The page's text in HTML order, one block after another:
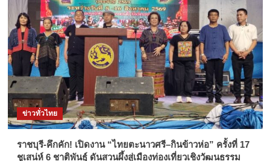
ข่าวทั่วไทย
ราชบุรี-คึกคัก! เปิดงาน “ไทยตะนาวศรี–กินข้าวห่อ” ครั้งที่ 17
ชูเสน่ห์ 6 ชาติพันธุ์ ดันสวนผึ้งสู่เมืองท่องเที่ยวเชิงวัฒนธรรม